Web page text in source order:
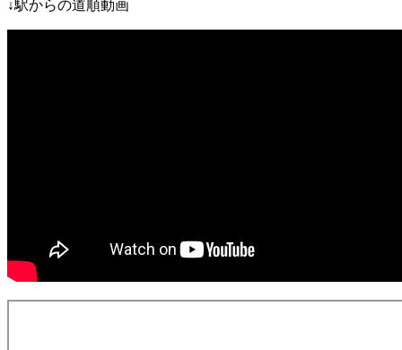
↓駅からの道順動画